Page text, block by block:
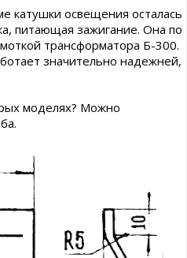
катушки освещения осталась
питающая зажигание. Она по
трансформатора Б-300.
значительно надежней,
моделях? Можно